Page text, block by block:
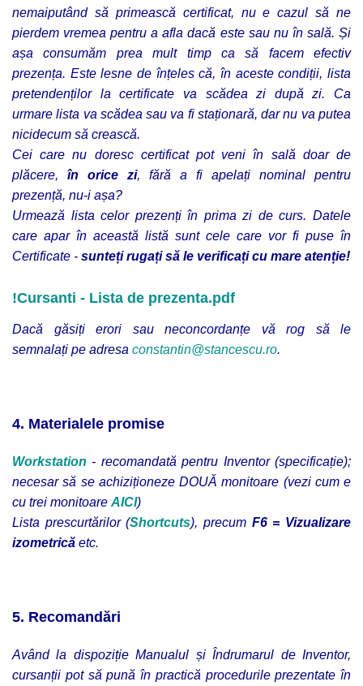
nemaiputând să primească certificat, nu e cazul să ne
pierdem vremea pentru a afla dacă este sau nu în sală. Și
așa consumăm prea mult timp ca să facem efectiv
prezența. Este lesne de înțeles că, în aceste condiții, lista
pretendenților la certificate va scădea zi după zi.
Ca
urmare lista va scădea sau va fi staționară, dar nu va putea
nicidecum să crească.
Cei care nu doresc certificat pot veni în sală doar de
plăcere,
în orice zi, fără a fi apelați nominal pentru
prezență, nu-i așa?
Urmează lista celor prezenți în prima zi de curs. Datele
care apar în această listă sunt cele care vor fi puse în
Certificate - sunteți rugați să le verificați cu mare atenție!
!Cursanti - Lista de prezenta.pdf
Dacă găsiți erori sau neconcordanțe vă rog să le
semnalați pe adresa constantin@stancescu.ro.
4. Materialele promise
Workstation - recomandată pentru Inventor (specificație);
necesar să se achiziționeze DOUĂ monitoare (vezi cum e
cu trei monitoare AICI)
Lista prescurtărilor (Shortcuts), precum F6 = Vizualizare
izometrică etc.
5. Recomandări
Având la dispoziție Manualul și Îndrumarul de Inventor,
cursanții pot să pună în practică procedurile prezentate în